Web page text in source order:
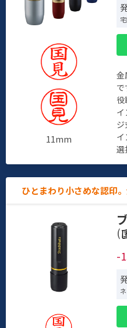
11mm
金
で
役
ジ
選
ひとまわり小さめな認印
(
-